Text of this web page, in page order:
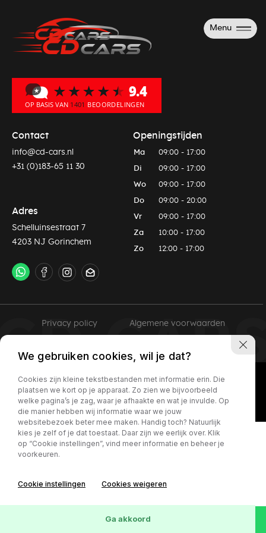
Menu
Contact
info@cd-cars.nl
+31 (0)183-65 11 30
Adres
Schelluinsestraat 7
4203 NJ Gorinchem
Openingstijden
Ma 09:00 - 17:00
Di 09:00 - 17:00
Wo 09:00 - 17:00
Do 09:00 - 20:00
Vr 09:00 - 17:00
Za 10:00 - 17:00
Zo 12:00 - 17:00
Privacy policy Algemene voorwaarden
We gebruiken cookies, wil je dat?
Cookies zijn kleine tekstbestanden met informatie erin. Die
plaatsen we kort op je apparaat. Zo zien we bijvoorbeeld
welke pagina’s je zag, waar je afhaakte en wat je invulde. Op
die manier hebben wij informatie waar we jouw
websitebezoek beter mee maken. Handig toch? Natuurlijk
kies je zelf of je dat toestaat. Daar zijn we eerlijk over. Klik
op “Cookie instellingen”, vind meer informatie en beheer je
voorkeuren.
Cookie instellingen Cookies weigeren
Ga akkoord